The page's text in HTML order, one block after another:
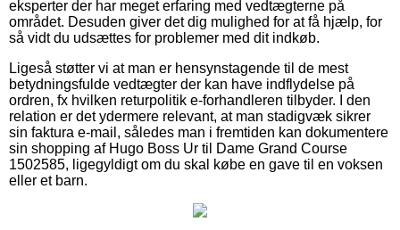
eksperter der har meget erfaring med vedtægterne på
området. Desuden giver det dig mulighed for at få hjælp, for
så vidt du udsættes for problemer med dit indkøb.
Ligeså støtter vi at man er hensynstagende til de mest
betydningsfulde vedtægter der kan have indflydelse på
ordren, fx hvilken returpolitik e-forhandleren tilbyder. I den
relation er det ydermere relevant, at man stadigvæk sikrer
sin faktura e-mail, således man i fremtiden kan dokumentere
sin shopping af Hugo Boss Ur til Dame Grand Course
1502585, ligegyldigt om du skal købe en gave til en voksen
eller et barn.